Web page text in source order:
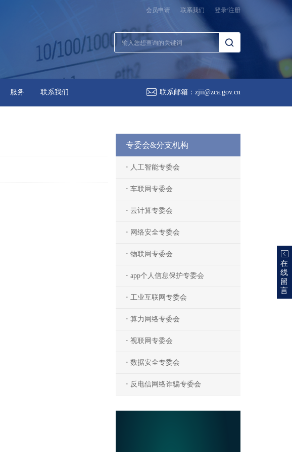
会员申请 联系我们 登录/注册
服务 联系我们 联系邮箱： zjii@zca.gov.cn
专委会&分支机构
· 人工智能专委会
· 车联网专委会
· 云计算专委会
· 网络安全专委会
· 物联网专委会
· app个人信息保护专委会
· 工业互联网专委会
· 算力网络专委会
· 视联网专委会
· 数据安全专委会
· 反电信网络诈骗专委会
在
线
留
言